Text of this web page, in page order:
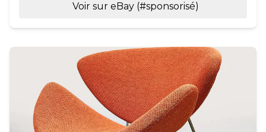
Voir sur eBay (#sponsorisé)